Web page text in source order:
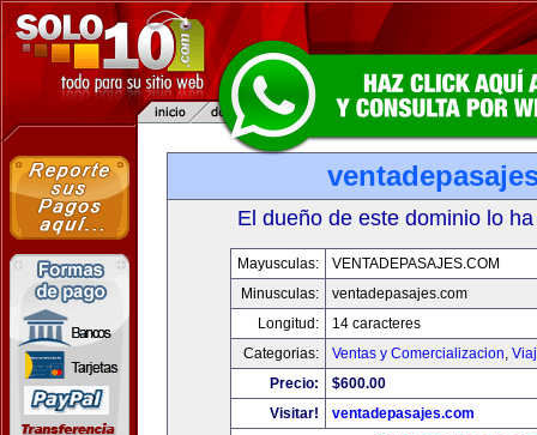
El dueño de este dominio lo
Mayusculas:
VENTADEPASAJES.COM
Minusculas:
ventadepasajes.com
Longitud:
14 caracteres
Categorias:
Ventas y Comercializacion,
Precio:
$600.00
Visitar!
ventadepasajes.com